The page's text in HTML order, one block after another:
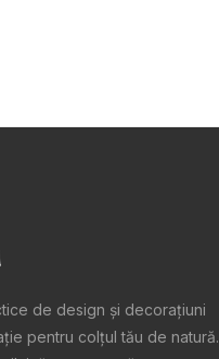
de design şi decoraţiuni
pentru colţul tău de natură.